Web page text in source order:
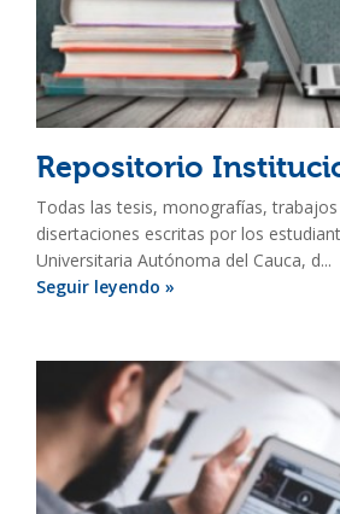
Repositorio
Todas las tesis, monografías,
disertaciones escritas por los
Universitaria Autónoma del Cauca, d...
Seguir leyendo »